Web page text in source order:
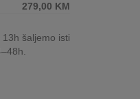
279,00 KM
šaljemo isti